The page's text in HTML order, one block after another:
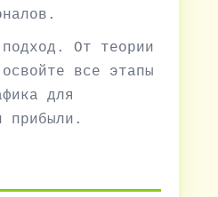
подход. От теории
все этапы
для
прибыли.